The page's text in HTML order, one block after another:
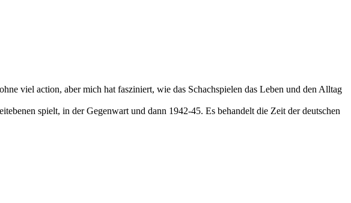
viel action, aber mich hat fasziniert, wie das Schachspielen das Leben und den Alltag
spielt, in der Gegenwart und dann 1942-45. Es behandelt die Zeit der deutschen